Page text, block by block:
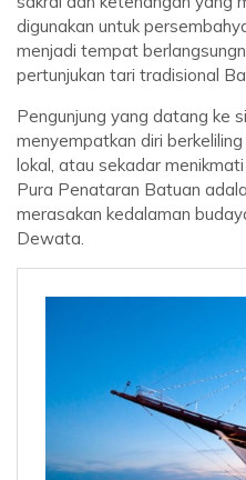
digunakan untuk
menjadi tempat
pertunjukan tari tradisional
Pengunjung yang datang ke
menyempatkan diri
lokal, atau sekadar
Pura Penataran Batuan
merasakan kedalaman
Dewata.